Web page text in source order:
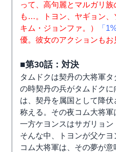
って、高句麗とマルガリ
も…。トヨン、ヤギョン、
キム・ジョンファ。）
「
優。彼女のアクションもお
■第30話：対決
タムドクは契丹の大将軍
の時契丹の兵がタムドク
は、契丹を属国として降
称える。その夜コム大将軍
一方ケヨンスはサガリョ
そんな中、トヨンが父ケヨ
コム大将軍は、その夢が